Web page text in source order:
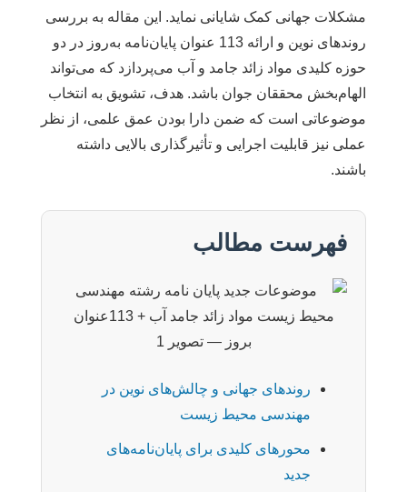
مشکلات جهانی کمک شایانی نماید. این مقاله به بررسی
روندهای نوین و ارائه 113 عنوان پایان‌نامه به‌روز در دو
حوزه کلیدی مواد زائد جامد و آب می‌پردازد که می‌تواند
الهام‌بخش محققان جوان باشد. هدف، تشویق به انتخاب
موضوعاتی است که ضمن دارا بودن عمق علمی، از نظر
عملی نیز قابلیت اجرایی و تأثیرگذاری بالایی داشته
باشند.
فهرست مطالب
روندهای جهانی و چالش‌های نوین در
مهندسی محیط زیست
محورهای کلیدی برای پایان‌نامه‌های
جدید